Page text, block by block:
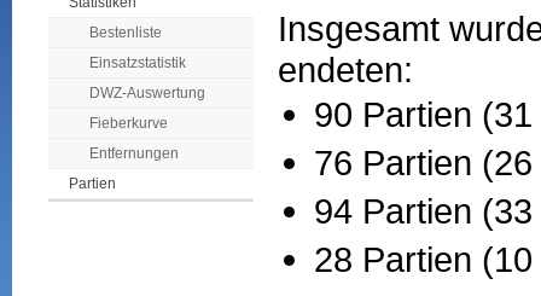
Bestenliste
Einsatzstatistik
DWZ-Auswertung
Fieberkurve
Entfernungen
Partien
Insgesamt
endeten:
90 Partien
76 Partien
94 Partien
28 Partien